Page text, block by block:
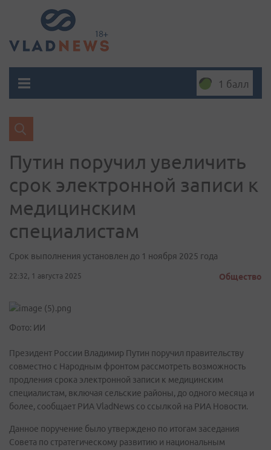
1 балл
Путин поручил увеличить
срок электронной записи к
медицинским
специалистам
Срок выполнения установлен до 1 ноября 2025 года
22:32, 1 августа 2025 Общество
Фото: ИИ
Президент России Владимир Путин поручил правительству
совместно с Народным фронтом рассмотреть возможность
продления срока электронной записи к медицинским
специалистам, включая сельские районы, до одного месяца и
более, сообщает РИА VladNews со ссылкой на РИА Новости.
Данное поручение было утверждено по итогам заседания
Совета по стратегическому развитию и национальным